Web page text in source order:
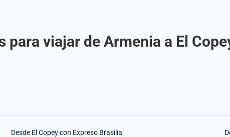
para viajar de Armenia a El
Desde El Copey con Expreso Brasilia